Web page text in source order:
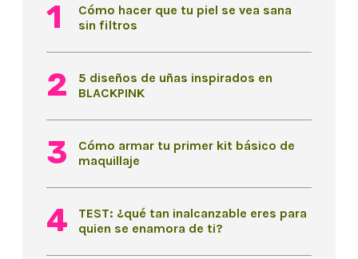
Cómo hacer que tu piel se vea sana
sin filtros
5 diseños de uñas inspirados en
BLACKPINK
Cómo armar tu primer kit básico de
maquillaje
TEST: ¿qué tan inalcanzable eres para
quien se enamora de ti?